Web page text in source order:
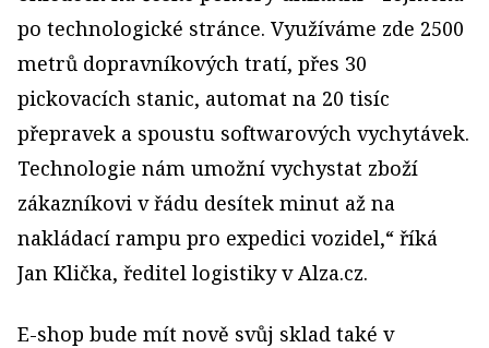
po technologické stránce. Využíváme zde 2500
metrů dopravníkových tratí, přes 30
pickovacích stanic, automat na 20 tisíc
přepravek a spoustu softwarových vychytávek.
Technologie nám umožní vychystat zboží
zákazníkovi v řádu desítek minut až na
nakládací rampu pro expedici vozidel,“ říká
Jan Klička, ředitel logistiky v Alza.cz.
E-shop bude mít nově svůj sklad také v